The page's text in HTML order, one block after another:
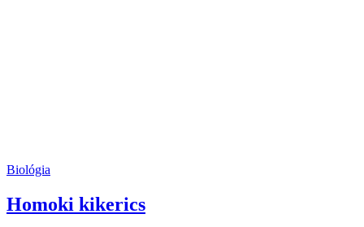
Biológia
Homoki kikerics